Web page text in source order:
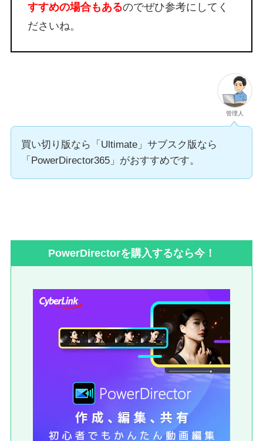
すすめの場合もあるのでぜひ参考にしてく
ださいね。
管理人
買い切り版なら「Ultimate」サブスク版なら
「PowerDirector365」がおすすめです。
PowerDirectorを購入するなら今！